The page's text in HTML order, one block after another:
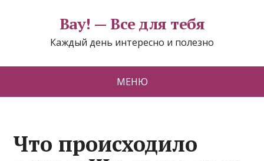
Вау! — Все для тебя
Каждый день интересно и полезно
МЕНЮ
Что происходило